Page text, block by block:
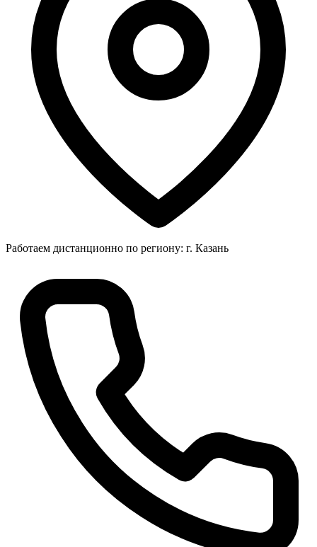
Работаем дистанционно по региону: г. Казань